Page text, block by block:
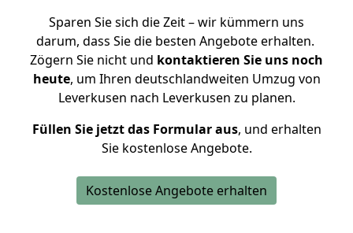
Sparen Sie sich die Zeit – wir kümmern uns
darum, dass Sie die besten Angebote erhalten.
Zögern Sie nicht und kontaktieren Sie uns noch
heute, um Ihren deutschlandweiten Umzug von
Leverkusen nach Leverkusen zu planen.
Füllen Sie jetzt das Formular aus, und erhalten
Sie kostenlose Angebote.
Kostenlose Angebote erhalten